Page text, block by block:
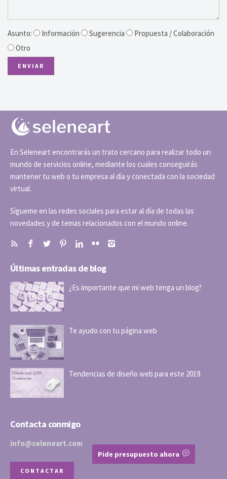
Asunto: Información Sugerencia
Propuesta / Colaboración
Otro
En Seleneart encontrarás un trato cercano para realizar todo un
mundo de servicios online, mediante los cuales conseguirás
mantener tu web o tu empresa al día y conectada con la sociedad
virtual.
Sígueme en las redes sociales para estar al día de todas las
novedades y de temas relacionados con el mundo online.
Últimas entradas de blog
¿Es importante que mi web tenga un blog?
Te ayudo con tu página web
Tendencias de diseño web para este 2019
Contacta conmigo
info@seleneart.com
CONTACTAR
Pide presupuesto ahora